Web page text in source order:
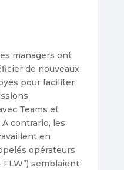
managers ont
de nouveaux
pour faciliter
Teams et
contrario, les
en
opérateurs
semblaient